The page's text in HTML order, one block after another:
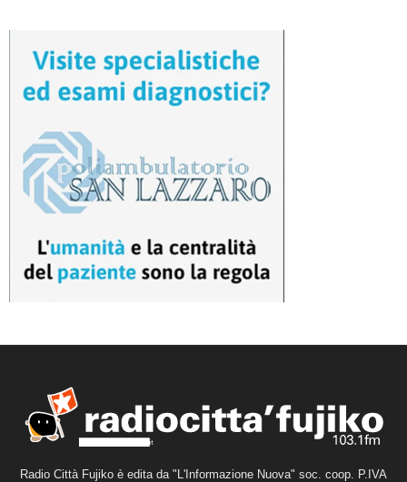
Radio Città Fujiko è edita da "L'Informazione Nuova" soc. coop. P.IVA